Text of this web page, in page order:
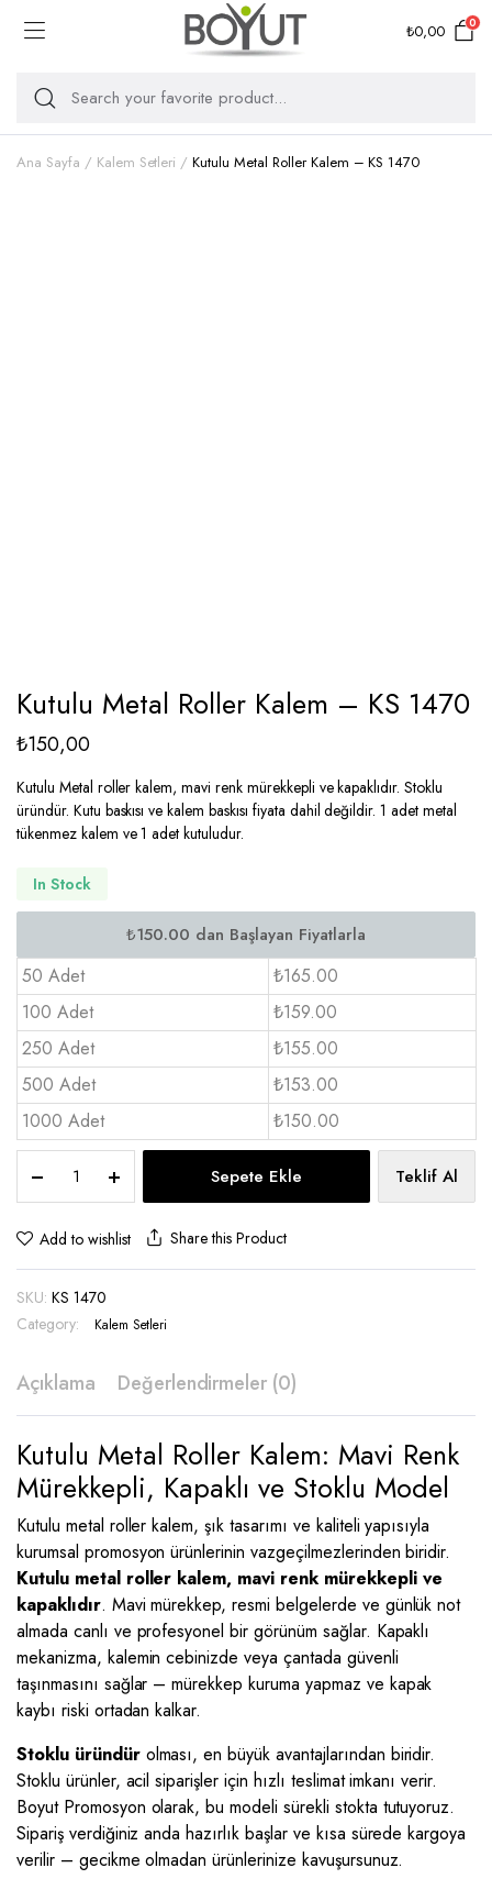
₺0,00 0
Ana Sayfa Kalem Setleri Kutulu Metal Roller Kalem – KS 1470
Kutulu Metal Roller Kalem – KS 1470
₺150,00
Kutulu Metal roller kalem, mavi renk mürekkepli ve kapaklıdır. Stoklu
üründür. Kutu baskısı ve kalem baskısı fiyata dahil değildir. 1 adet metal
tükenmez kalem ve 1 adet kutuludur.
In Stock
50 Adet
₺165.00
100 Adet
₺159.00
250 Adet
₺155.00
500 Adet
₺153.00
1000 Adet
₺150.00
Metal
Roller
Kalem
KS
1470
quantity
Sepete Ekle Teklif Al
Add to wishlist Share this Product
SKU: KS 1470
Category:
Kalem Setleri
Açıklama Değerlendirmeler (0)
Kutulu Metal Roller Kalem: Mavi Renk
Mürekkepli, Kapaklı ve Stoklu Model
Kutulu metal roller kalem, şık tasarımı ve kaliteli yapısıyla
kurumsal promosyon ürünlerinin vazgeçilmezlerinden biridir.
Kutulu metal roller kalem, mavi renk mürekkepli ve
kapaklıdır. Mavi mürekkep, resmi belgelerde ve günlük not
almada canlı ve profesyonel bir görünüm sağlar. Kapaklı
mekanizma, kalemin cebinizde veya çantada güvenli
taşınmasını sağlar – mürekkep kuruma yapmaz ve kapak
kaybı riski ortadan kalkar.
Stoklu üründürolması, en büyük avantajlarından biridir.
Stoklu ürünler, acil siparişler için hızlı teslimat imkanı verir.
Boyut Promosyon olarak, bu modeli sürekli stokta tutuyoruz.
Sipariş verdiğiniz anda hazırlık başlar ve kısa sürede kargoya
verilir – gecikme olmadan ürünlerinize kavuşursunuz.